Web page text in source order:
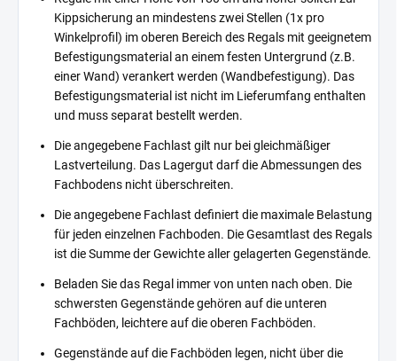
Kippsicherung an mindestens zwei Stellen (1x pro
Winkelprofil) im oberen Bereich des Regals mit geeignetem
Befestigungsmaterial an einem festen Untergrund (z.B.
einer Wand) verankert werden (Wandbefestigung). Das
Befestigungsmaterial ist nicht im Lieferumfang enthalten
und muss separat bestellt werden.
Die angegebene Fachlast gilt nur bei gleichmäßiger
Lastverteilung. Das Lagergut darf die Abmessungen des
Fachbodens nicht überschreiten.
Die angegebene Fachlast definiert die maximale Belastung
für jeden einzelnen Fachboden. Die Gesamtlast des Regals
ist die Summe der Gewichte aller gelagerten Gegenstände.
Beladen Sie das Regal immer von unten nach oben. Die
schwersten Gegenstände gehören auf die unteren
Fachböden, leichtere auf die oberen Fachböden.
Gegenstände auf die Fachböden legen, nicht über die